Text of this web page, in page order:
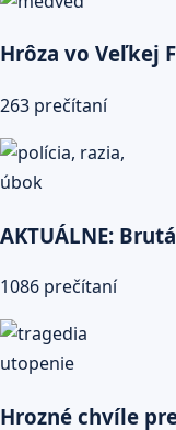
Hrôza vo Veľkej
263 prečítaní
AKTUÁLNE:
1086 prečítaní
Hrozné chvíle